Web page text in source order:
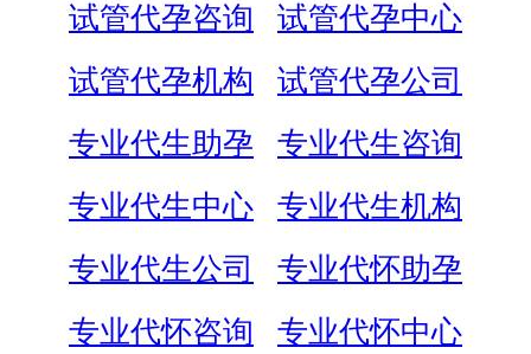
试管代孕咨询
试管代孕中心
试管代孕机构
试管代孕公司
专业代生助孕
专业代生咨询
专业代生中心
专业代生机构
专业代生公司
专业代怀助孕
专业代怀咨询
专业代怀中心